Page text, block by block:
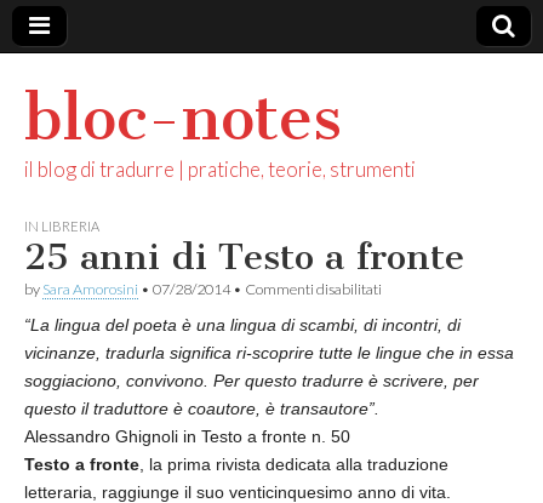
bloc-notes
il blog di tradurre | pratiche, teorie, strumenti
IN LIBRERIA
25 anni di Testo a fronte
by Sara Amorosini • 07/28/2014• Commenti disabilitati
anni
di
Testo
a
“La lingua del poeta è una lingua di scambi, di incontri, di
vicinanze, tradurla significa ri-scoprire tutte le lingue che in essa
soggiaciono, convivono. Per questo tradurre è scrivere, per
questo il traduttore è coautore, è transautore”.
Alessandro Ghignoli in Testo a fronte n. 50
Testo a fronte , la prima rivista dedicata alla traduzione
letteraria, raggiunge il suo venticinquesimo anno di vita.